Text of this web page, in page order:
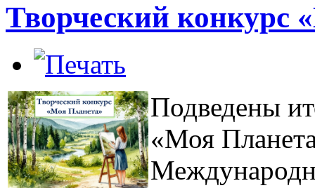
Творческий конкурс
Подведены
«Моя